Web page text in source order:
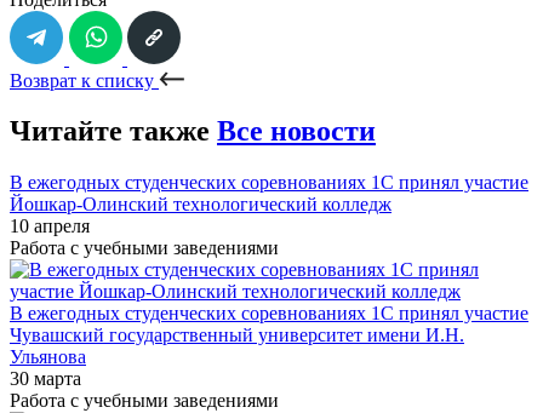
Возврат к списку
Читайте также Все новости
В ежегодных студенческих соревнованиях 1С принял участие
Йошкар-Олинский технологический колледж
10 апреля
Работа с учебными заведениями
В ежегодных студенческих соревнованиях 1С принял участие
Чувашский государственный университет имени И.Н.
Ульянова
30 марта
Работа с учебными заведениями